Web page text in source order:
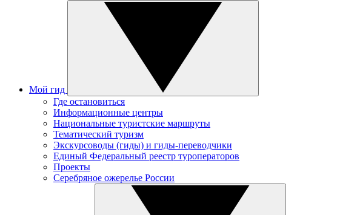
Мой гид
Где остановиться
Информационные центры
Национальные туристские маршруты
Тематический туризм
Экскурсоводы (гиды) и гиды-переводчики
Единый Федеральный реестр туроператоров
Проекты
Серебряное ожерелье России